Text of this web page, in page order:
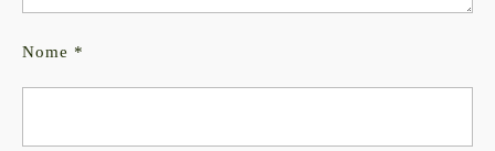
Nome *